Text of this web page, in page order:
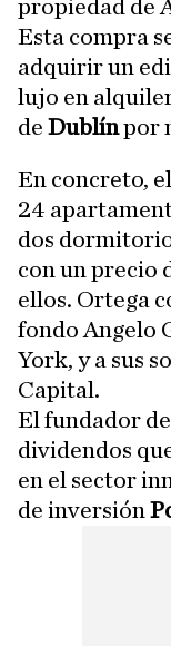
propiedad de
Esta compra
adquirir un
lujo en
de Dublínpor
En concreto,
24
dos
con un precio
ellos. Ortega
fondo Angelo
York, y a sus
Capital.
El fundador
dividendos
en el sector
de inversión